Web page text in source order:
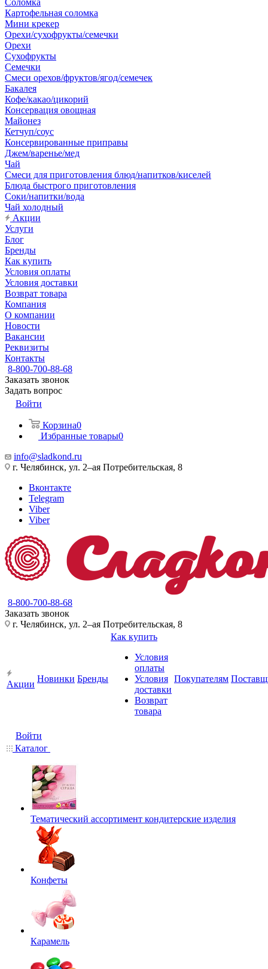
Соломка
Картофельная соломка
Мини крекер
Орехи/сухофрукты/семечки
Орехи
Сухофрукты
Семечки
Смеси орехов/фруктов/ягод/семечек
Бакалея
Кофе/какао/цикорий
Консервация овощная
Майонез
Кетчуп/соус
Консервированные приправы
Джем/варенье/мед
Чай
Смеси для приготовления блюд/напитков/киселей
Блюда быстрого приготовления
Соки/напитки/вода
Чай холодный
Акции
Услуги
Блог
Бренды
Как купить
Условия оплаты
Условия доставки
Возврат товара
Компания
О компании
Новости
Вакансии
Реквизиты
Контакты
8-800-700-88-68
Заказать звонок
Задать вопрос
Войти
Корзина0
Избранные товары0
info@sladkond.ru
г. Челябинск, ул. 2–ая Потребительская, 8
Вконтакте
Telegram
Viber
Viber
8-800-700-88-68
Заказать звонок
г. Челябинск, ул. 2–ая Потребительская, 8
Акции
Новинки Бренды
Как купить
Условия
оплаты
Условия
доставки
Возврат
товара
Покупателям
Войти
Каталог
Тематический ассортимент кондитерские изделия
Конфеты
Карамель